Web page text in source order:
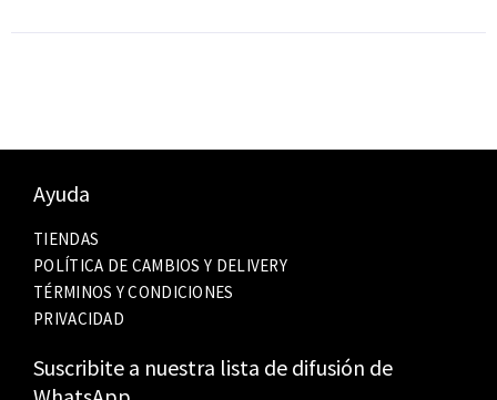
Ayuda
TIENDAS
POLÍTICA DE CAMBIOS Y DELIVERY
TÉRMINOS Y CONDICIONES
PRIVACIDAD
Suscribite a nuestra lista de difusión de